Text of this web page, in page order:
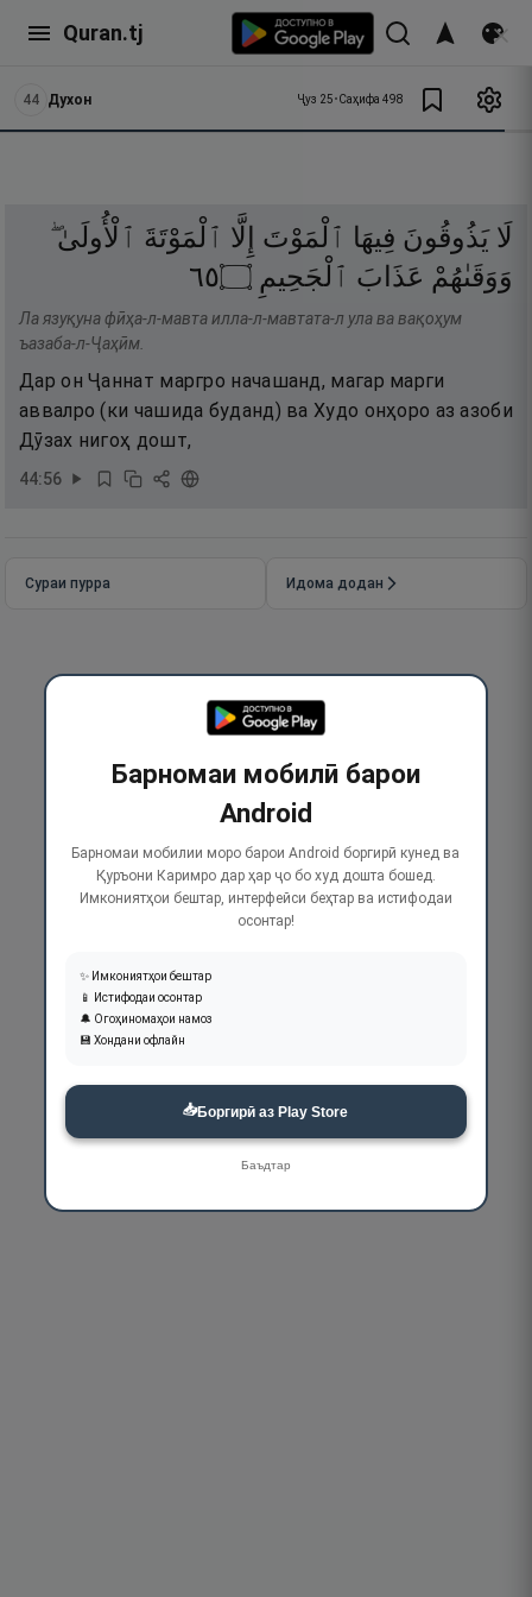
Quran.tj
44 Духон Ҷуз 25•Саҳифа 498
لَا يَذُوقُونَ فِيهَا ٱلْمَوْتَ إِلَّا ٱلْمَوْتَةَ ٱلْأُولَىٰ ۖ
وَوَقَىٰهُمْ عَذَابَ ٱلْجَحِيمِ ۝٥٦
Ла язуқуна фӣҳа-л-мавта илла-л-мавтата-л ула ва вақоҳум
ъазаба-л-Ҷаҳӣм.
Дар он Ҷаннат маргро начашанд, магар марги
аввалро (ки чашида буданд) ва Худо онҳоро аз азоби
Дӯзах нигоҳ дошт,
44:56
Сураи пурра Идома додан
Барномаи мобилӣ барои
Android
Барномаи мобилии моро барои Android боргирӣ кунед ва
Қуръони Каримро дар ҳар ҷо бо худ дошта бошед.
Имкониятҳои бештар, интерфейси беҳтар ва истифодаи
осонтар!
✨ Имкониятҳои бештар
📱 Истифодаи осонтар
🔔 Огоҳиномаҳои намоз
💾 Хондани офлайн
📥Боргирӣ аз Play Store
Баъдтар